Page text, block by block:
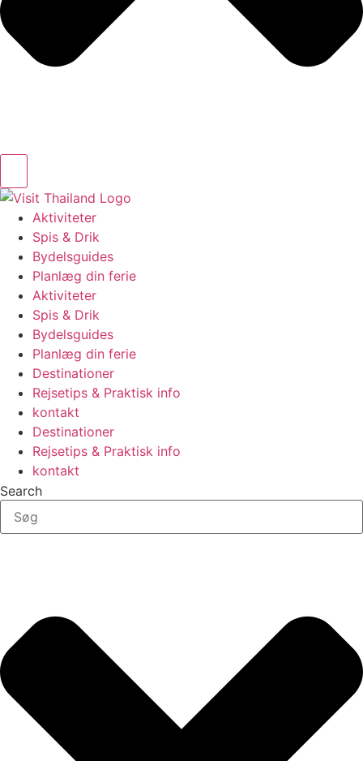
Aktiviteter
Spis & Drik
Bydelsguides
Planlæg din ferie
Aktiviteter
Spis & Drik
Bydelsguides
Planlæg din ferie
Destinationer
Rejsetips & Praktisk info
kontakt
Destinationer
Rejsetips & Praktisk info
kontakt
Search